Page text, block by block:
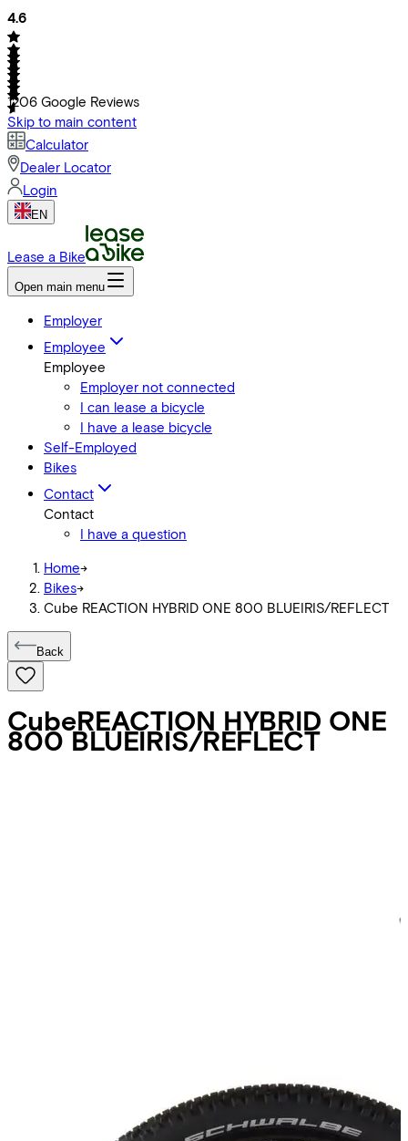
4.6
1206 Google Reviews
Skip to main content
Calculator
Dealer Locator
Login
EN
Lease a Bike
Open main menu
Employer
Employee
Employee
Employer not connected
I can lease a bicycle
I have a lease bicycle
Self-Employed
Bikes
Contact
Contact
I have a question
Home->
Bikes->
Cube REACTION HYBRID ONE 800 BLUEIRIS/REFLECT
Back
CubeREACTION HYBRID ONE
800 BLUEIRIS/REFLECT